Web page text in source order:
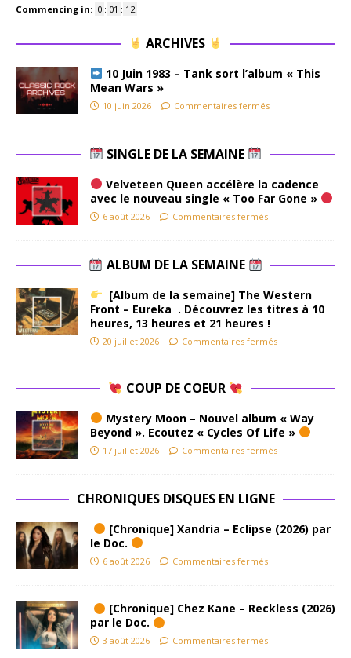
Commencing in: 0 : 01 : 11
ARCHIVES
10 Juin 1983 – Tank sort l’album « This
Mean Wars »
10 juin 2026 Commentaires fermés
SINGLE DE LA SEMAINE
Velveteen Queen accélère la cadence
avec le nouveau single « Too Far Gone »
6 août 2026 Commentaires fermés
ALBUM DE LA SEMAINE
[Album de la semaine] The Western
Front – Eureka . Découvrez les titres à 10
heures, 13 heures et 21 heures !
20 juillet 2026 Commentaires fermés
COUP DE COEUR
Mystery Moon – Nouvel album « Way
Beyond ». Ecoutez « Cycles Of Life »
17 juillet 2026 Commentaires fermés
CHRONIQUES DISQUES EN LIGNE
[Chronique] Xandria – Eclipse (2026) par
le Doc.
6 août 2026 Commentaires fermés
[Chronique] Chez Kane – Reckless (2026)
par le Doc.
3 août 2026 Commentaires fermés